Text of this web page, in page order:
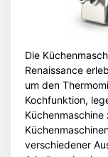
Die
Renaissance
um den
Kochfunktion,
verschiedener